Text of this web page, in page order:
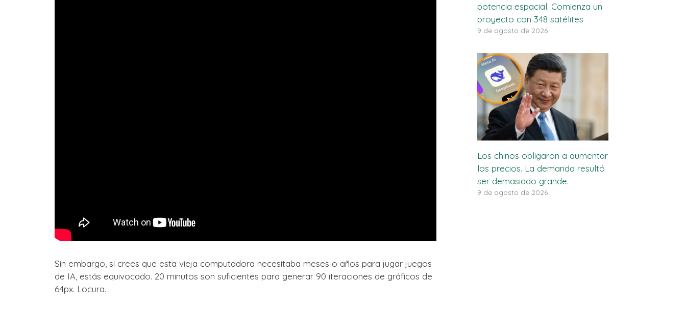
Sin embargo, si crees que esta vieja computadora necesitaba meses o años para jugar juegos
de IA, estás equivocado. 20 minutos son suficientes para generar 90 iteraciones de gráficos de
64px. Locura.
potencia espacial. Comienza un
proyecto con 348 satélites
9 de agosto de 2026
Los chinos obligaron a aumentar
los precios. La demanda resultó
ser demasiado grande.
9 de agosto de 2026